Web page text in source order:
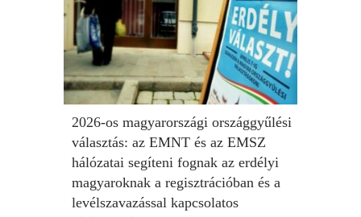
2026-os magyarországi országgyűlési
választás: az EMNT és az EMSZ
hálózatai segíteni fognak az erdélyi
magyaroknak a regisztrációban és a
levélszavazással kapcsolatos